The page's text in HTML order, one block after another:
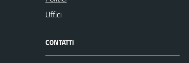
Uffici
CONTATTI